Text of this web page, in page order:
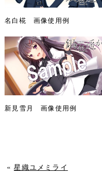
名白椛 画像使用例
新見雪月 画像使用例
«星織ユメミライ